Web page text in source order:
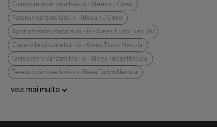
Garsoniere vânzare Iasi-is - Aleea cu Ciresi
Terenuri vânzare Iasi-is - Aleea cu Ciresi
Apartamente vânzare Iasi-is - Aleea Tudor Neculai
Case-vile vânzare Iasi-is - Aleea Tudor Neculai
Garsoniere vânzare Iasi-is - Aleea Tudor Neculai
Terenuri vânzare Iasi-is - Aleea Tudor Neculai
vezi mai multe